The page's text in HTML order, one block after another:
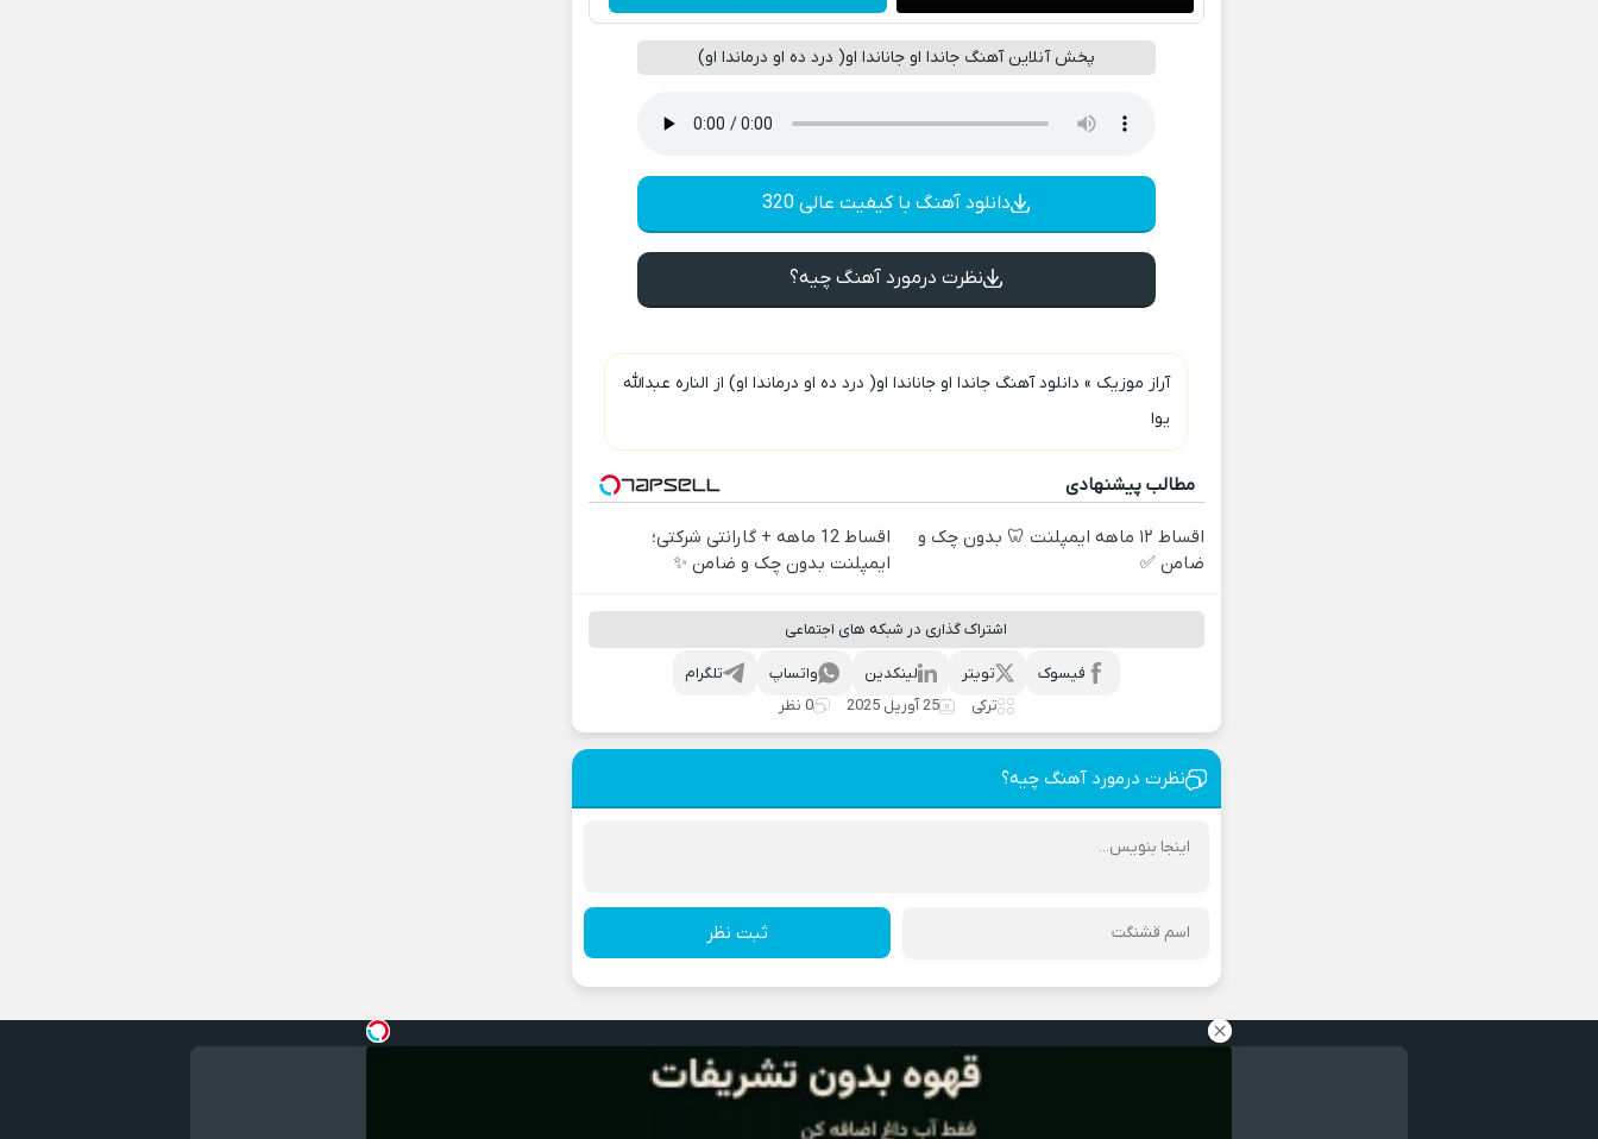
پخش آنلاین آهنگ جاندا او جاناندا او( درد ده او درماندا او)
دانلود آهنگ با کیفیت عالی 320
نظرت درمورد آهنگ چیه؟
آراز موزیک » دانلود آهنگ جاندا او جاناندا او( درد ده او درماندا او) از الناره عبدالله
یوا
مطالب پیشنهادی
اقساط ۱۲ ماهه ایمپلنت 🦷 بدون چک و
ضامن ✅
اقساط 12 ماهه + گارانتی شرکتی؛
ایمپلنت بدون چک و ضامن ✨
اشتراک گذاری در شبکه های اجتماعی
تلگرام واتساپ لینکدین تویتر
فیسوک
ترکی
25 آوریل 2025 0 نظر
نظرت درمورد آهنگ چیه؟
ثبت نظر
آراز موزیک، دنیایی از آهنگ های ترکی
طراحی قالب :